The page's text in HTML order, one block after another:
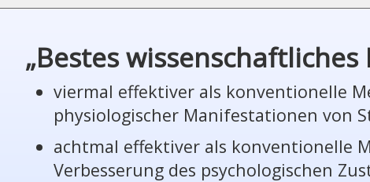
„Bestes
viermal effektiver als konventionelle
phy­sio­lo­gi­scher Manifestationen von
achtmal effektiver als konventionelle
Verbesserung des psychologischen